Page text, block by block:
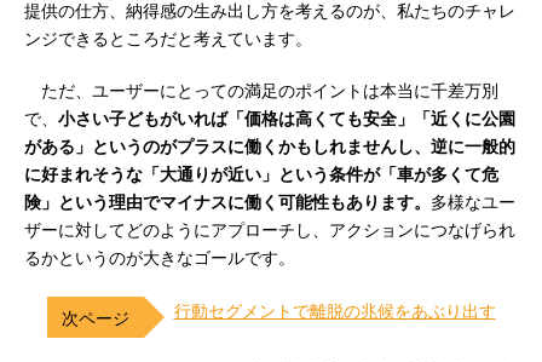
提供の仕方、納得感の生み出し方を考えるのが、私たちのチャレ
ンジできるところだと考えています。
ただ、ユーザーにとっての満足のポイントは本当に千差万別
で、 小さい子どもがいれば「価格は高くても安全」「近くに公園
がある」というのがプラスに働くかもしれませんし、逆に一般的
に好まれそうな「大通りが近い」という条件が「車が多くて危
険」という理由でマイナスに働く可能性もあります。 多様なユー
ザーに対してどのようにアプローチし、アクションにつなげられ
るかというのが大きなゴールです。
行動セグメントで離脱の兆候をあぶり出す